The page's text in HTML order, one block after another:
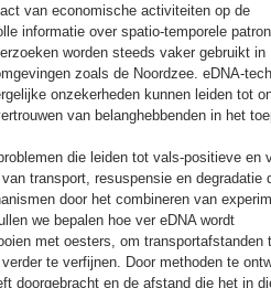
van economische activiteiten op de
informatie over spatio-temporele
worden steeds vaker gebruikt in
zoals de Noordzee. eDNA-
onzekerheden kunnen leiden tot
van belanghebbenden in het
die leiden tot vals-positieve en
transport, resuspensie en degradatie
door het combineren van
we bepalen hoe ver eDNA wordt
met oesters, om transportafstanden
te verfijnen. Door methoden te
doorgebracht en de afstand die het in